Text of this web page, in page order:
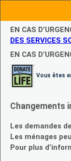
EN CAS
DES SERVICES
EN CAS
Vous êtes
Changements
Les demandes
Les ménages
Pour plus